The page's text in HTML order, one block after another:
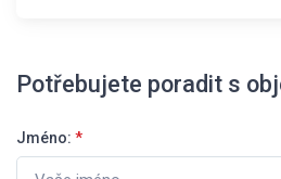
Potřebujete poradit s
Jméno: *